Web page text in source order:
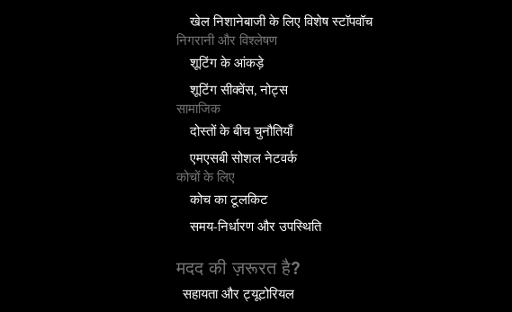
खेल निशानेबाजी के लिए विशेष स्टॉपवॉच
निगरानी और विश्लेषण
शूटिंग के आंकड़े
शूटिंग सीक्वेंस, नोट्स
सामाजिक
दोस्तों के बीच चुनौतियाँ
एमएसबी सोशल नेटवर्क
कोचों के लिए
कोच का टूलकिट
समय-निर्धारण और उपस्थिति
मदद की ज़रूरत है?
सहायता और ट्यूटोरियल